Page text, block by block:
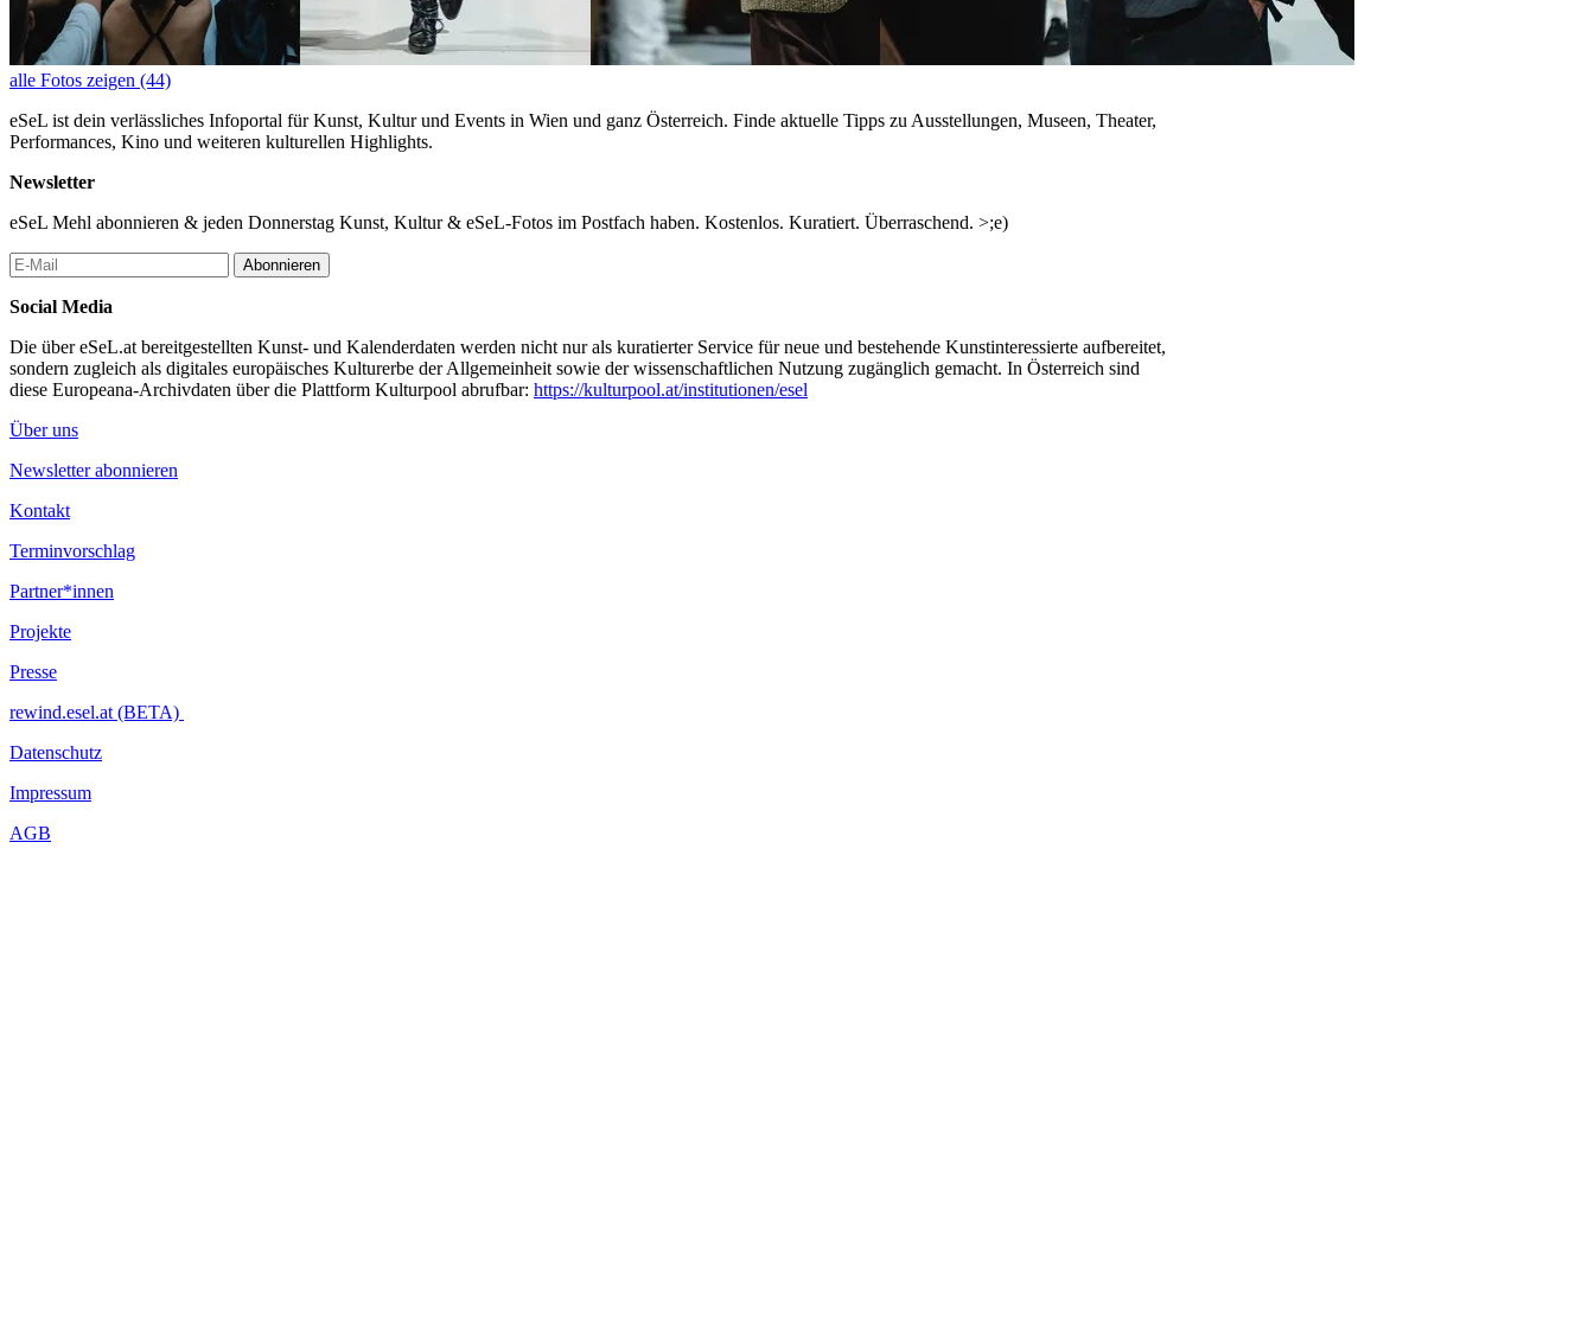
alle Fotos zeigen (44)
eSeL ist dein verlässliches Infoportal für Kunst, Kultur und Events in Wien und ganz Österreich. Finde aktuelle Tipps zu Ausstellungen, Museen, Theater,
Performances, Kino und weiteren kulturellen Highlights.
Newsletter
eSeL Mehl abonnieren & jeden Donnerstag Kunst, Kultur & eSeL-Fotos im Postfach haben. Kostenlos. Kuratiert. Überraschend. >;e)
Abonnieren
Social Media
Die über eSeL.at bereitgestellten Kunst- und Kalenderdaten werden nicht nur als kuratierter Service für neue und bestehende Kunstinteressierte aufbereitet,
sondern zugleich als digitales europäisches Kulturerbe der Allgemeinheit sowie der wissenschaftlichen Nutzung zugänglich gemacht. In Österreich sind
diese Europeana-Archivdaten über die Plattform Kulturpool abrufbar: https://kulturpool.at/institutionen/esel
Über uns
Newsletter abonnieren
Kontakt
Terminvorschlag
Partner*innen
Projekte
Presse
rewind.esel.at (BETA)
Datenschutz
Impressum
AGB